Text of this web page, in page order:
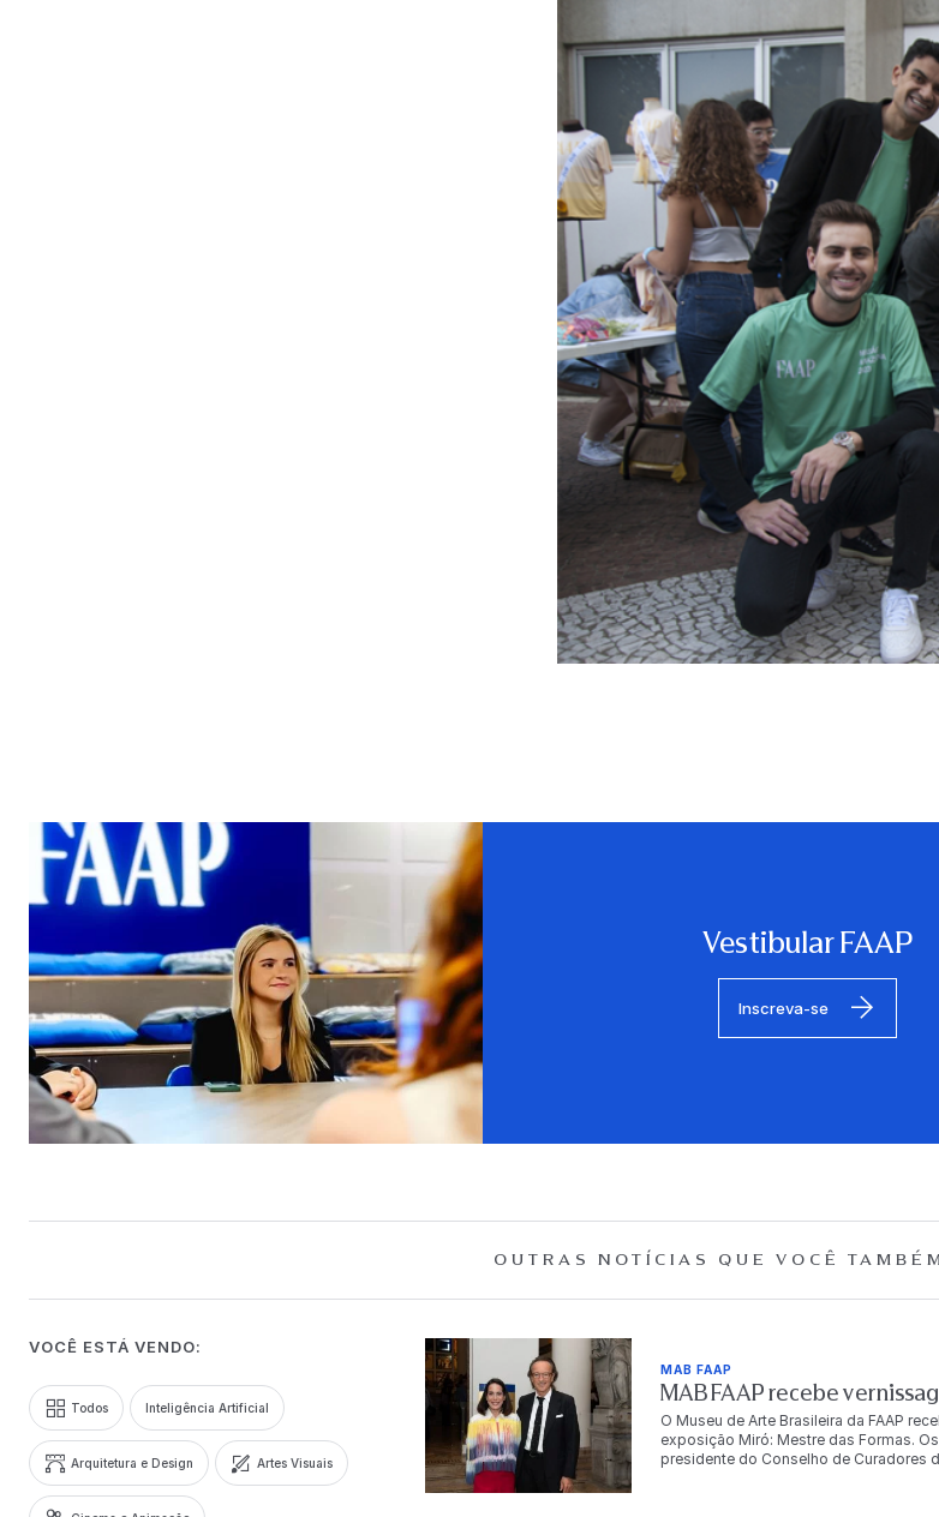
Vestibular FAAP
Inscreva-se
OUTRAS NOTÍCIAS QUE VOCÊ
VOCÊ ESTÁ VENDO:
Todos Inteligência Artificial
Arquitetura e Design Artes Visuais
MAB FAAP
MAB FAAP recebe
O Museu de Arte Brasileira da FAAP
exposição Miró: Mestre das Formas.
presidente do Conselho de Curadores